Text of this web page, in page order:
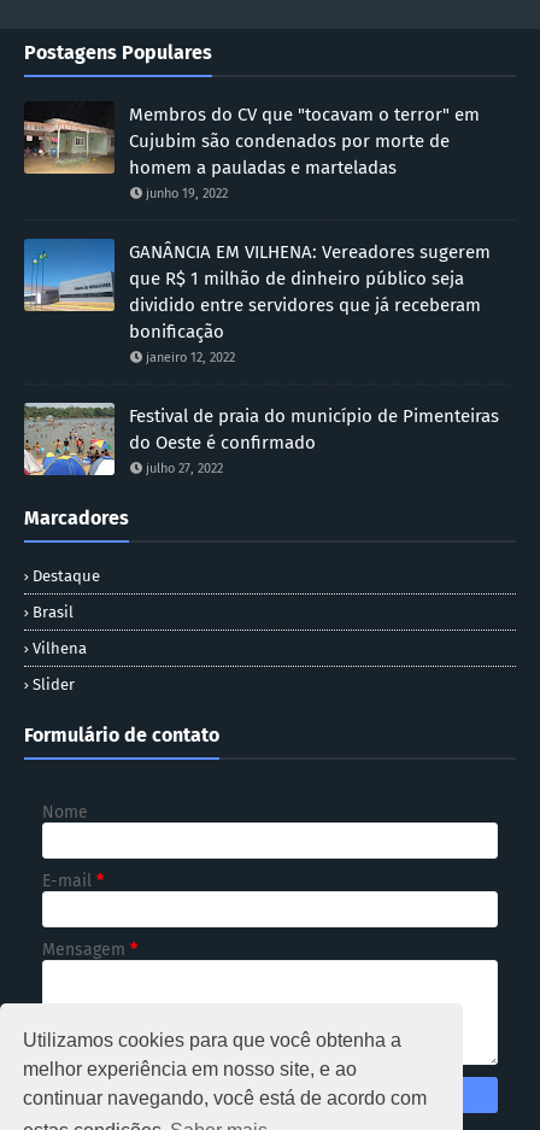
Utilizamos cookies para que você obtenha a
melhor experiência em nosso site, e ao
continuar navegando, você está de acordo com
Postagens Populares
Membros do CV que "tocavam o terror" em
Cujubim são condenados por morte de
homem a pauladas e marteladas
junho 19, 2022
GANÂNCIA EM VILHENA: Vereadores sugerem
que R$ 1 milhão de dinheiro público seja
dividido entre servidores que já receberam
bonificação
janeiro 12, 2022
Festival de praia do município de Pimenteiras
do Oeste é confirmado
julho 27, 2022
Marcadores
Destaque
Brasil
Vilhena
Slider
Formulário de contato
Nome
E-mail *
Mensagem *